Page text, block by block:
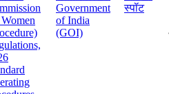
Government
of India
(GOI)
स्पॉट